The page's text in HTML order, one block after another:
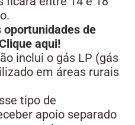
oportunidades de
aqui!
inclui o gás LP (gás
em áreas rurais
tipo de
apoio separado